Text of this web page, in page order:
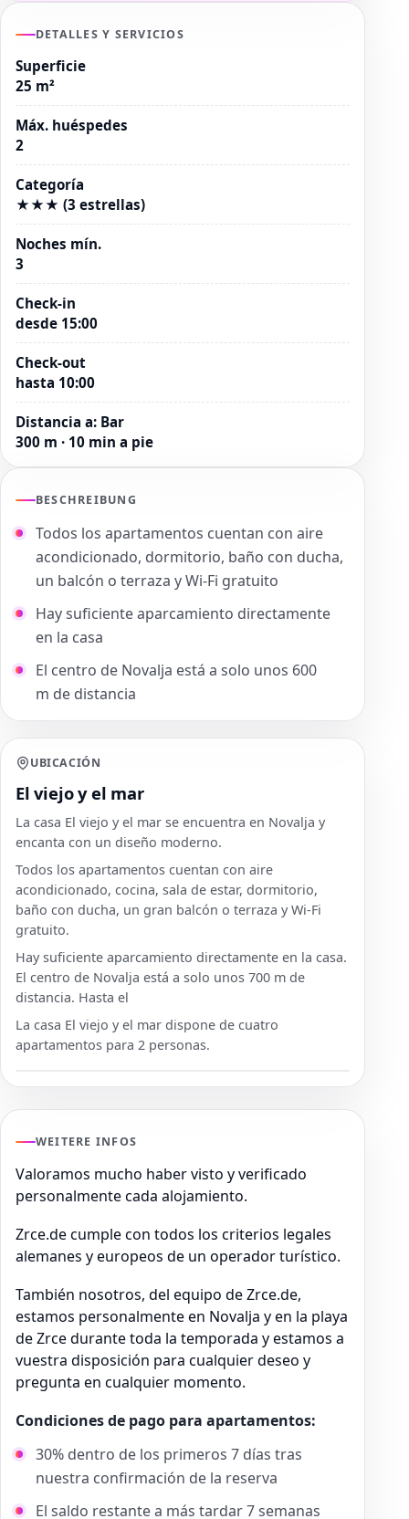
DETALLES Y SERVICIOS
Superficie
25 m²
Máx. huéspedes
2
Categoría
★★★ (3 estrellas)
Noches mín.
3
Check-in
desde 15:00
Check-out
hasta 10:00
Distancia a: Bar
300 m · 10 min a pie
BESCHREIBUNG
Todos los apartamentos cuentan con aire
acondicionado, dormitorio, baño con ducha,
un balcón o terraza y Wi-Fi gratuito
Hay suficiente aparcamiento directamente
en la casa
El centro de Novalja está a solo unos 600
m de distancia
UBICACIÓN
El viejo y el mar
La casa El viejo y el mar se encuentra en Novalja y
encanta con un diseño moderno.
Todos los apartamentos cuentan con aire
acondicionado, cocina, sala de estar, dormitorio,
baño con ducha, un gran balcón o terraza y Wi-Fi
gratuito.
Hay suficiente aparcamiento directamente en la casa.
El centro de Novalja está a solo unos 700 m de
distancia. Hasta el
La casa El viejo y el mar dispone de cuatro
apartamentos para 2 personas.
WEITERE INFOS
Valoramos mucho haber visto y verificado
personalmente cada alojamiento.
Zrce.de cumple con todos los criterios legales
alemanes y europeos de un operador turístico.
También nosotros, del equipo de Zrce.de,
estamos personalmente en Novalja y en la playa
de Zrce durante toda la temporada y estamos a
vuestra disposición para cualquier deseo y
pregunta en cualquier momento.
Condiciones de pago para apartamentos:
30% dentro de los primeros 7 días tras
nuestra confirmación de la reserva
El saldo restante a más tardar 7 semanas